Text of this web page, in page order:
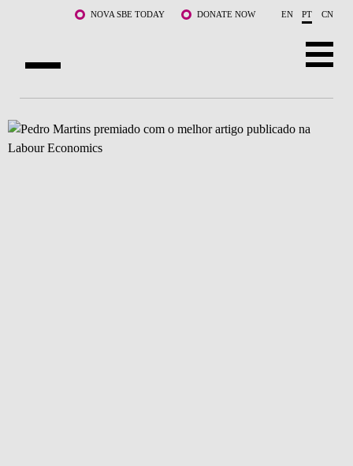
Saltar para o conteúdo principalNOVA SBE TODAY DONATE NOW EN PT CN
CURSOS